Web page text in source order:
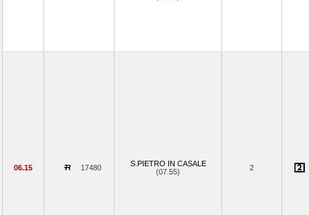
06.15 17480
S.PIETRO IN CASALE
(07.55)
2